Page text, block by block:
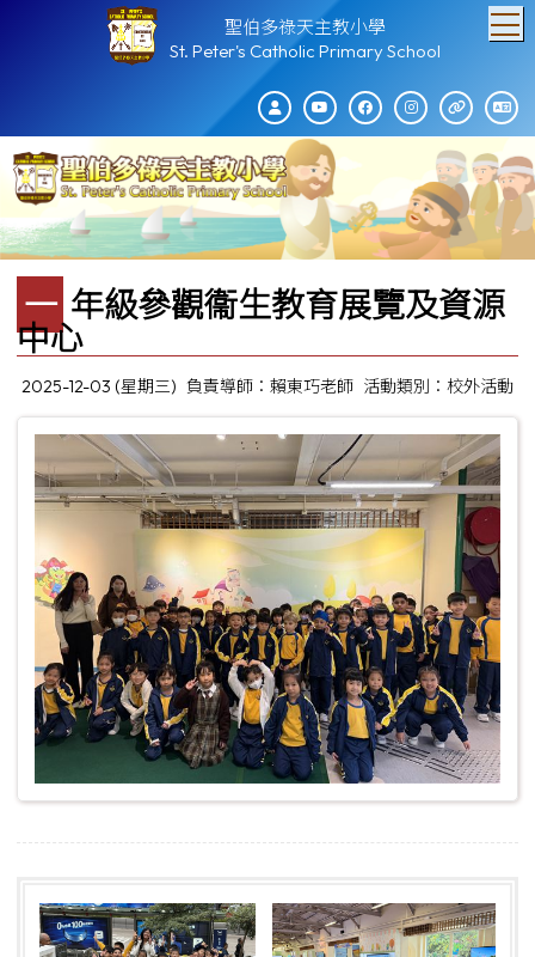
聖伯多祿天主教小學
St. Peter's Catholic Primary School
一年級參觀衞生教育展覽及資源
中心
2025-12-03 (星期三) 負責導師：賴東巧老師 活動類別：校外活動